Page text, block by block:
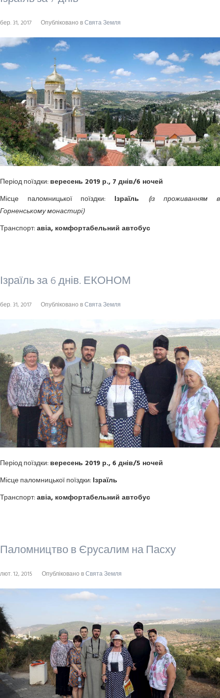
бер. 31, 2017 Опубліковано вСвята Земля
Період поїздки: вересень 2019 р., 7 днів/6 ночей
Місце паломницької поїздки: Ізраїль (із проживанням в
Горненськомумонастирі)
Транспорт:авіа, комфортабельний автобус
Ізраїль за 6 днів. ЕКОНОМ
бер. 31, 2017 Опубліковано вСвята Земля
Період поїздки: вересень 2019 р., 6 днів/5 ночей
Місце паломницької поїздки: Ізраїль
Транспорт:авіа, комфортабельний автобус
Паломництво в Єрусалим на Пасху
лют. 12, 2015 Опубліковано вСвята Земля